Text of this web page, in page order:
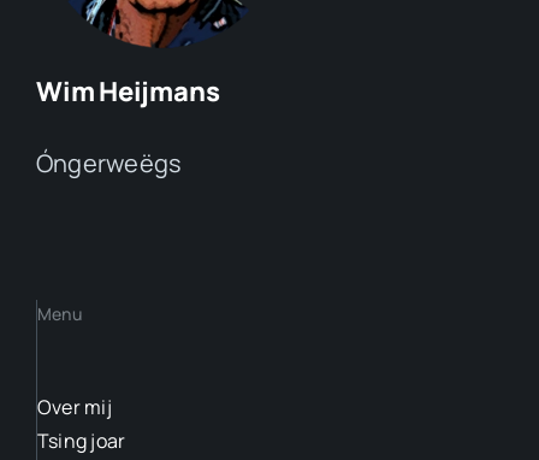
Wim Heijmans
Óngerweëgs
Menu
Over mij
Tsing joar